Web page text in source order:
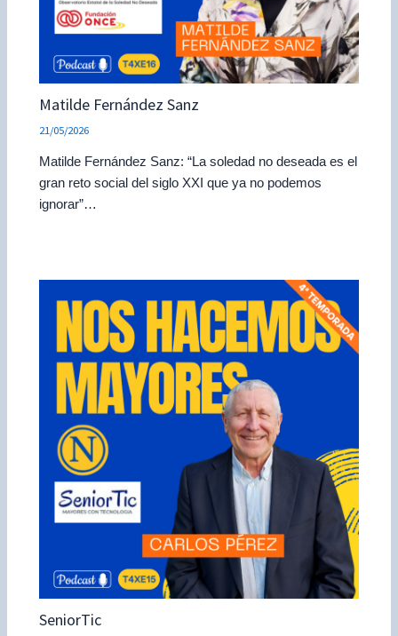
Matilde Fernández Sanz
21/05/2026
Matilde Fernández Sanz: “La soledad no deseada es el
gran reto social del siglo XXI que ya no podemos
ignorar”…
SeniorTic